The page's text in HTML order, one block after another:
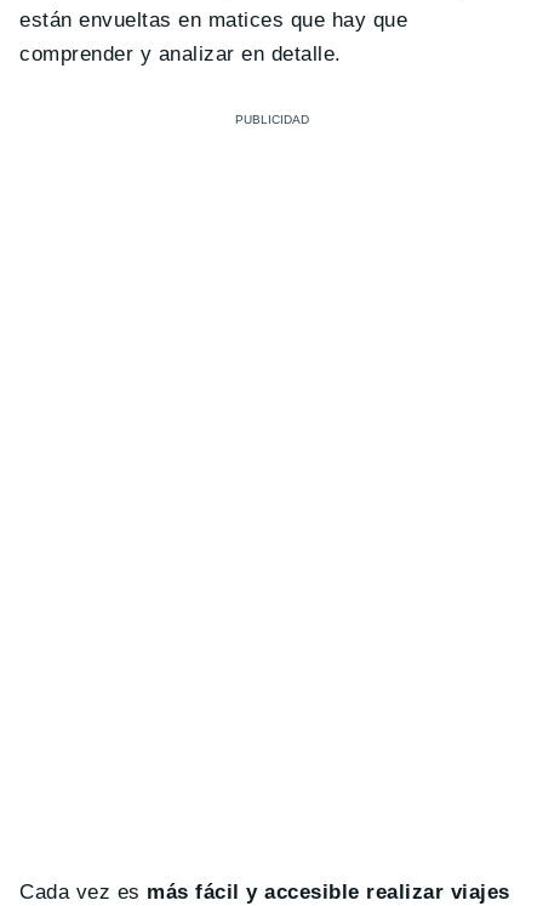
están envueltas en matices que hay que
comprender y analizar en detalle.
Cada vez es más fácil y accesible realizar viajes